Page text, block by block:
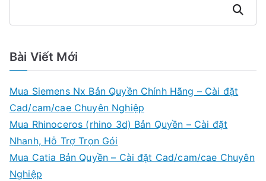
Tìm
kiếm
Bài Viết Mới
Mua Siemens Nx Bản Quyền Chính Hãng – Cài đặt
Cad/cam/cae Chuyên Nghiệp
Mua Rhinoceros (rhino 3d) Bản Quyền – Cài đặt
Nhanh, Hỗ Trợ Trọn Gói
Mua Catia Bản Quyền – Cài đặt Cad/cam/cae Chuyên
Nghiệp